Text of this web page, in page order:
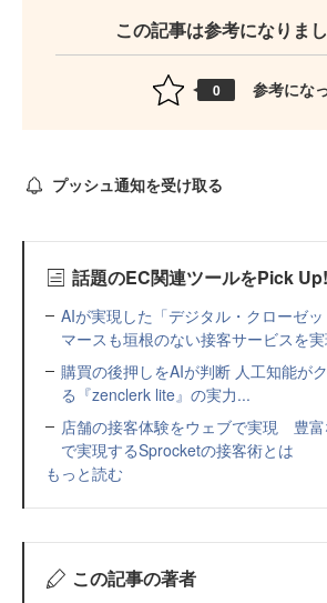
この記事は参考になりま
0 参考にな
プッシュ通知を受け取る
話題のEC関連ツールをPick
AIが実現した「デジタル・クローゼ
マースも垣根のない接客サービスを実
購買の後押しをAIが判断 人工知能が
る『zenclerk lite』の実力...
店舗の接客体験をウェブで実現 豊
で実現するSprocketの接客術とは
もっと読む
この記事の著者